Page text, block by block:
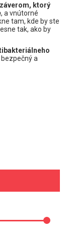
ktorý
, a vnútorné
tam, kde by ste
tak, ako by
a